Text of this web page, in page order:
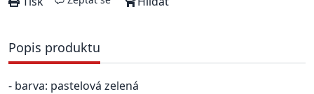
Popis produktu
- barva: pastelová zelená